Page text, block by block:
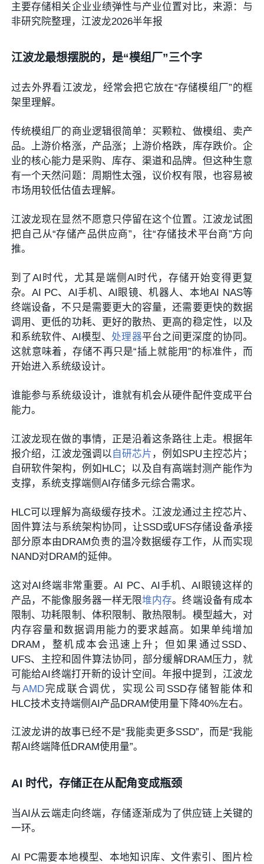
主要存储相关企业业绩弹性与产业位置对比，来源：与
非研究院整理，江波龙2026半年报
江波龙最想摆脱的，是“模组厂”三个字
过去外界看江波龙，经常会把它放在“存储模组厂”的框
架里理解。
传统模组厂的商业逻辑很简单：买颗粒、做模组、卖产
品。上游价格涨，产品涨；上游价格跌，库存跌价。企
业的核心能力是采购、库存、渠道和品牌。但这种生意
有一个天然问题：周期性太强，议价权有限，也容易被
市场用较低估值去理解。
江波龙现在显然不愿意只停留在这个位置。江波龙试图
把自己从“存储产品供应商”，往“存储技术平台商”方向
推。
到了AI时代，尤其是端侧AI时代，存储开始变得更复
杂。AI PC、AI手机、AI眼镜、机器人、本地AI NAS等
终端设备，不只是需要更大的容量，还需要更快的数据
调用、更低的功耗、更好的散热、更高的稳定性，以及
和系统软件、AI模型、 处理器平台之间更深度的协同。
这就意味着，存储不再只是“插上就能用”的标准件，而
开始进入系统级设计。
谁能参与系统级设计，谁就有机会从硬件配件变成平台
能力。
江波龙现在做的事情，正是沿着这条路往上走。根据年
报介绍，江波龙强调以 自研芯片 ，例如SPU主控芯片；
自研软件架构，例如HLC；以及自有高端封测产能作为
支撑，系统支撑端侧AI存储多元综合需求。
HLC可以理解为高级缓存技术。江波龙通过主控芯片、
固件算法与系统架构协同，让SSD或UFS存储设备承接
部分原本由DRAM负责的温冷数据缓存工作，从而实现
NAND对DRAM的延伸。
这对AI终端非常重要。AI PC、AI手机、AI眼镜这样的
产品，不能像服务器一样无限堆内存。终端设备有成本
限制、功耗限制、体积限制、散热限制。模型越大，对
内存容量和数据调用能力的要求越高。如果单纯增加
DRAM，整机成本会迅速上升；但如果通过SSD、
UFS、主控和固件算法协同，部分缓解DRAM压力，就
可能给AI终端打开新的设计空间。年报中提到，江波龙
与 AMD完成联合调优，实现公司SSD存储智能体和
HLC技术支持端侧AI产品DRAM使用量下降40%左右。
江波龙讲的故事已经不是“我能卖更多SSD”，而是“我能
帮AI终端降低DRAM使用量”。
AI 时代，存储正在从配角变成瓶颈
当AI从云端走向终端，存储逐渐成为了供应链上关键的
一环。
AI PC需要本地模型、本地知识库、文件索引、图片检